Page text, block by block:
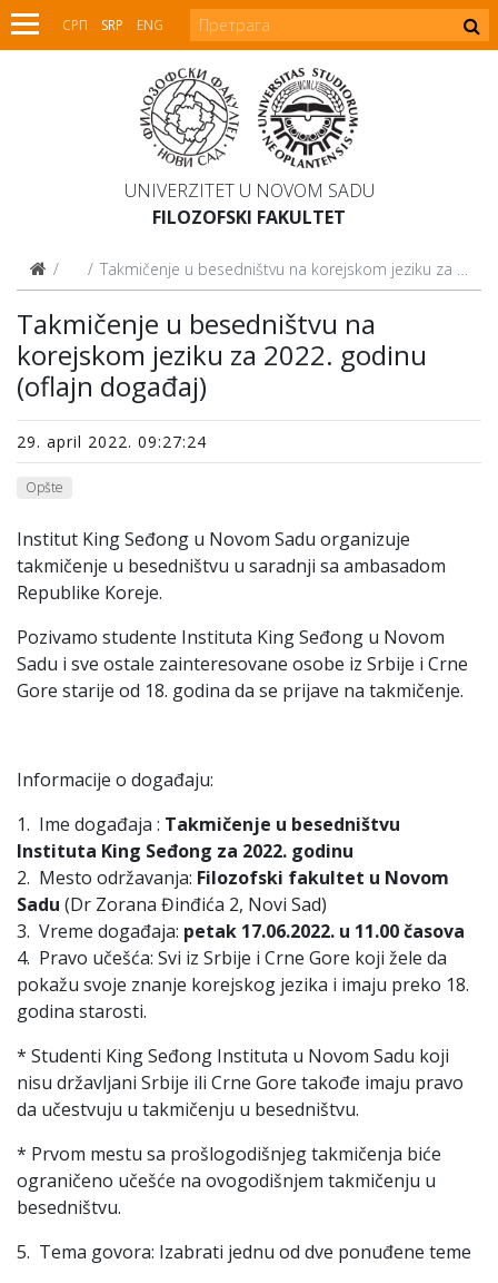
СРП SRP ENG
UNIVERZITET U NOVOM SADU
FILOZOFSKI FAKULTET
Vesti Takmičenje u besedništvu na korejskom jeziku za 2022. godinu (oflajn događaj)
Takmičenje u besedništvu na
korejskom jeziku za 2022. godinu
(oflajn događaj)
29. april 2022. 09:27:24
Opšte
Institut King Seđong u Novom Sadu organizuje
takmičenje u besedništvu u saradnji sa ambasadom
Republike Koreje.
Pozivamo studente Instituta King Seđong u Novom
Sadu i sve ostale zainteresovane osobe iz Srbije i Crne
Gore starije od 18. godina da se prijave na takmičenje.
Informacije o događaju:
1. Ime događaja : Takmičenje u besedništvu
Instituta King Seđong za 2022. godinu
2. Mesto održavanja: Filozofski fakultet u Novom
Sadu (Dr Zorana Đinđića 2, Novi Sad)
3. Vreme događaja: petak 17.06.2022. u 11.00 časova
4. Pravo učešća: Svi iz Srbije i Crne Gore koji žele da
pokažu svoje znanje korejskog jezika i imaju preko 18.
godina starosti.
* Studenti King Seđong Instituta u Novom Sadu koji
nisu državljani Srbije ili Crne Gore takođe imaju pravo
da učestvuju u takmičenju u besedništvu.
* Prvom mestu sa prošlogodišnjeg takmičenja biće
ograničeno učešće na ovogodišnjem takmičenju u
besedništvu.
5. Tema govora: Izabrati jednu od dve ponuđene teme